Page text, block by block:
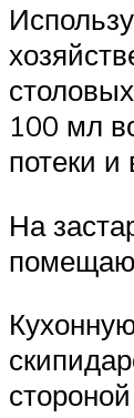
100 мл
потеки
На